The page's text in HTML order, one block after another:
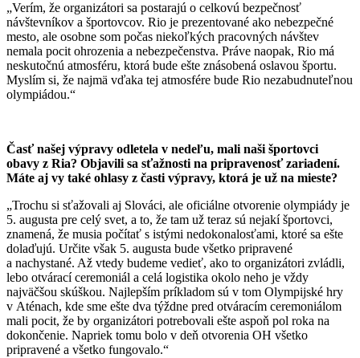
„Verím, že organizátori sa postarajú o celkovú bezpečnosť
návštevníkov a športovcov. Rio je prezentované ako nebezpečné
mesto, ale osobne som počas niekoľkých pracovných návštev
nemala pocit ohrozenia a nebezpečenstva. Práve naopak, Rio má
neskutočnú atmosféru, ktorá bude ešte znásobená oslavou športu.
Myslím si, že najmä vďaka tej atmosfére bude Rio nezabudnuteľnou
olympiádou.“
Časť našej výpravy odletela v nedeľu, mali naši športovci
obavy z Ria? Objavili sa sťažnosti na pripravenosť zariadení.
Máte aj vy také ohlasy z časti výpravy, ktorá je už na mieste?
„Trochu si sťažovali aj Slováci, ale oficiálne otvorenie olympiády je
5. augusta pre celý svet, a to, že tam už teraz sú nejakí športovci,
znamená, že musia počítať s istými nedokonalosťami, ktoré sa ešte
dolaďujú. Určite však 5. augusta bude všetko pripravené
a nachystané. Až vtedy budeme vedieť, ako to organizátori zvládli,
lebo otvárací ceremoniál a celá logistika okolo neho je vždy
najväčšou skúškou. Najlepším príkladom sú v tom Olympijské hry
v Aténach, kde sme ešte dva týždne pred otváracím ceremoniálom
mali pocit, že by organizátori potrebovali ešte aspoň pol roka na
dokončenie. Napriek tomu bolo v deň otvorenia OH všetko
pripravené a všetko fungovalo.“